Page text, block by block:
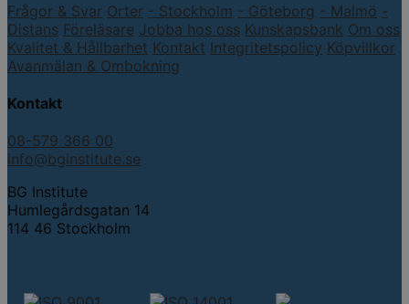
Frågor & Svar Orter - Stockholm - Göteborg - Malmö -
Distans Föreläsare Jobba hos oss Kunskapsbank Om oss
Kvalitet & Hållbarhet Kontakt Integritetspolicy Köpvillkor
Avanmälan & Ombokning
Kontakt
08-579 366 00
info@bginstitute.se
BG Institute
Humlegårdsgatan 14
114 46 Stockholm